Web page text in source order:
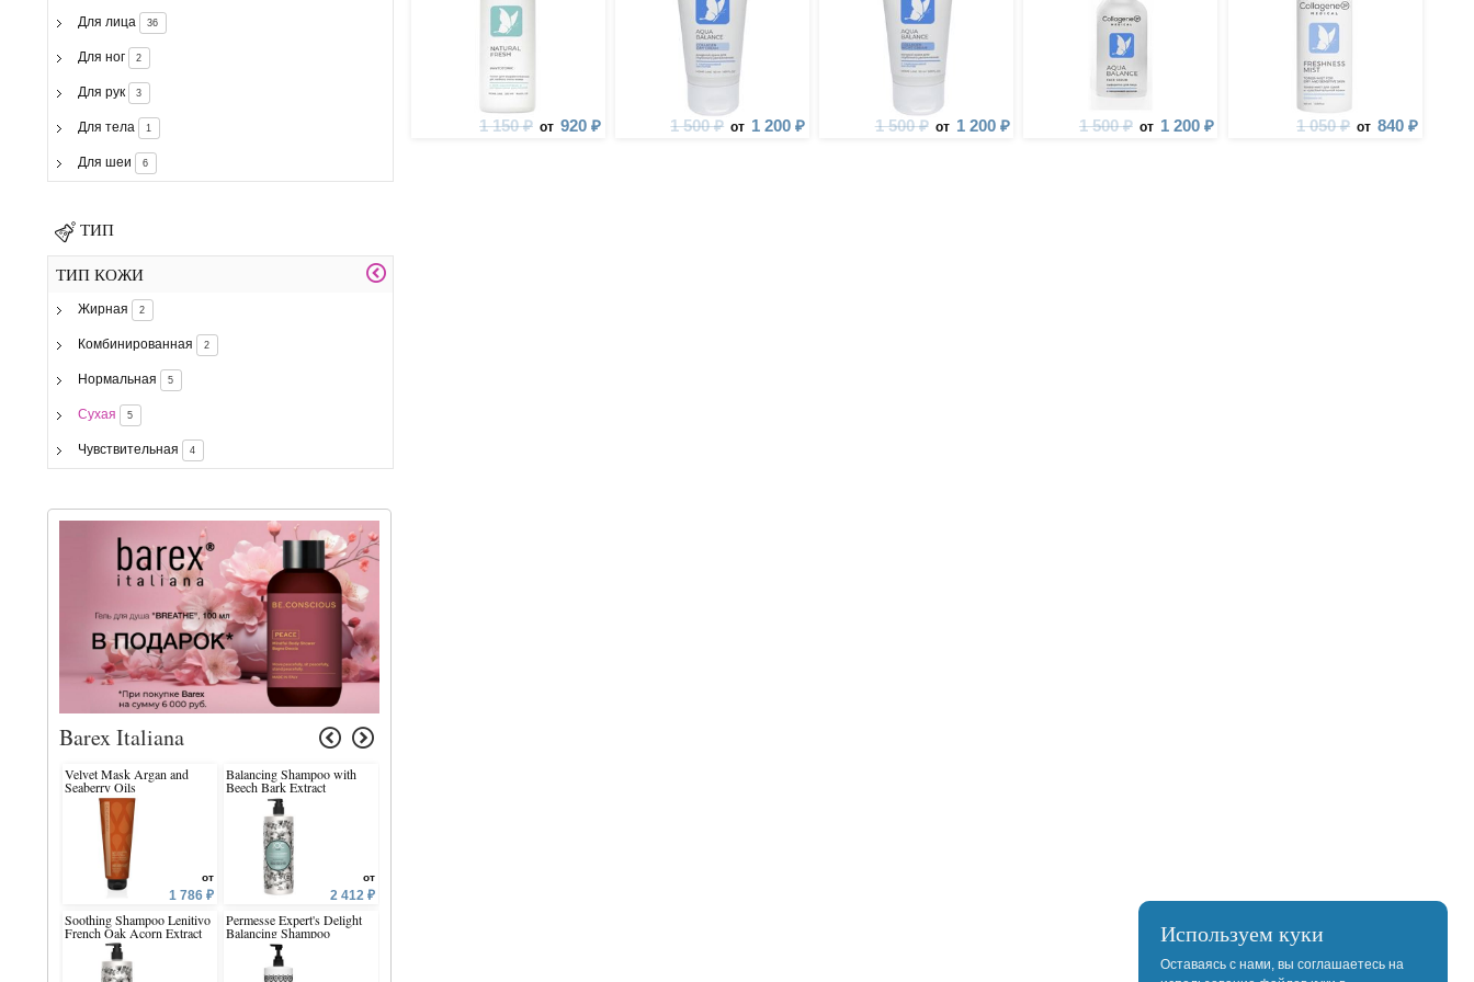
Для лица 36
Для ног 2
Для рук 3
Для тела 1
Для шеи 6
ТИП
ТИП КОЖИ
Жирная 2
Комбинированная 2
Нормальная 5
Сухая 5
Чувствительная 4
Barex Italiana
Velvet Mask Argan and
Seaberry Oils
от
1 786 ₽
Soothing Shampoo Lenitivo
French Oak Acorn Extract
Balancing Shampoo with
Beech Bark Extract
от
2 412 ₽
Permesse Expert's Delight
Balancing Shampoo
1 150 ₽ от 920 ₽ 1 500 ₽ от 1 200 ₽ 1 500 ₽ от 1 200 ₽ 1 500 ₽ от 1 200 ₽ 1 050 ₽ от 840 ₽
Используем куки
Оставаясь с нами, вы соглашаетесь на